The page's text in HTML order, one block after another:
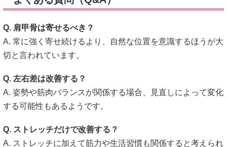
Q. 肩甲骨は寄せるべき？
A. 常に強く寄せ続けるより、自然な位置を意識するほうが大
切と言われています。
Q. 左右差は改善する？
A. 姿勢や筋肉バランスが関係する場合、見直しによって変化
する可能性もあるようです。
Q. ストレッチだけで改善する？
A. ストレッチに加えて筋力や生活習慣も関係すると考えられ